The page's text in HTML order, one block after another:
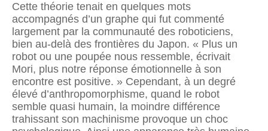
Cette théorie tenait en quelques mots
accompagnés d’un graphe qui fut commenté
largement par la communauté des roboticiens,
bien au-delà des frontières du Japon. « Plus un
robot ou une poupée nous ressemble, écrivait
Mori, plus notre réponse émotionnelle à son
encontre est positive. » Cependant, à un degré
élevé d’anthropomorphisme, quand le robot
semble quasi humain, la moindre différence
trahissant son machinisme provoque un choc